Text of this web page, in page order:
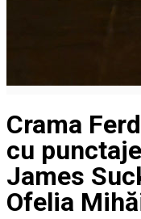
Crama
cu
James
Ofelia